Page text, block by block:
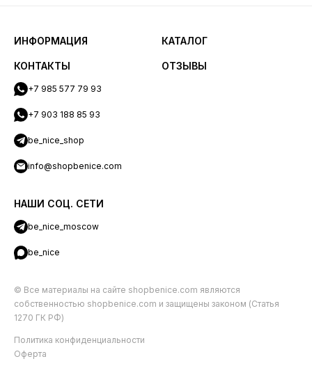
ИНФОРМАЦИЯ КАТАЛОГ
КОНТАКТЫ
+7 985 577 79 93
+7 903 188 85 93
be_nice_shop
info@shopbenice.com
НАШИ СОЦ. СЕТИ
be_nice_moscow
be_nice
ОТЗЫВЫ
© Все материалы на сайте shopbenice.com являются
собственностью shopbenice.com и защищены законом (Статья
1270 ГК РФ)
Политика конфиденциальности
Оферта